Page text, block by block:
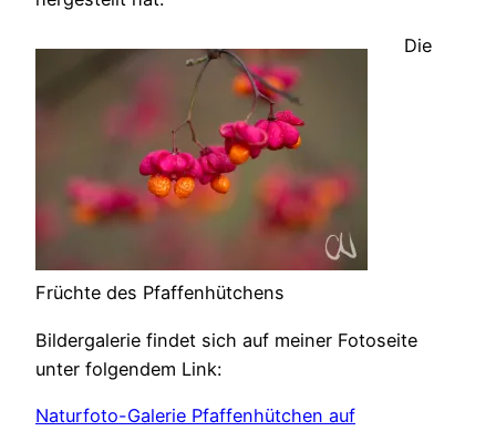
Früchte des Pfaffenhütchens
Die
Bildergalerie findet sich auf meiner Fotoseite
unter folgendem Link:
Naturfoto-Galerie Pfaffenhütchen auf